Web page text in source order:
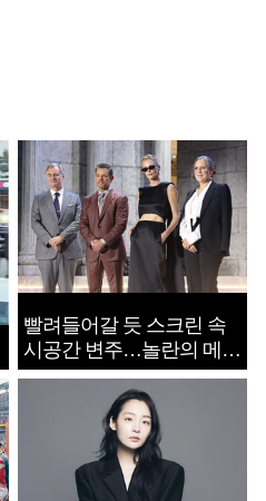
빨려들어갈 듯 스크린 속
시공간 변주…놀란의 메시
지는 ‘전쟁 속죄’